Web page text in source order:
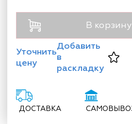
В корзину
Уточнить
цену
Добавить
в
раскладку
ДОСТАВКА